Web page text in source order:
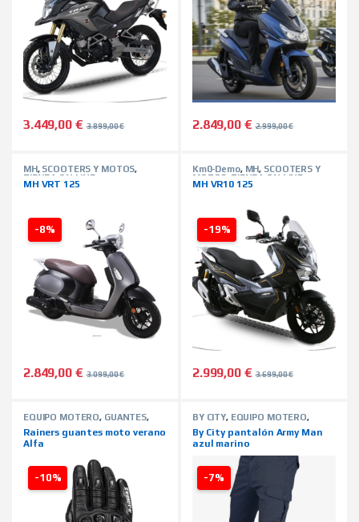
3.449,00 € 3.899,00€ 2.849,00 € 2.999,00€
-8%
MH, SCOOTERS Y MOTOS,
TIENDA ON LINE
MH VRT 125
2.849,00 € 3.099,00€
-19%
Km0-Demo, MH, SCOOTERS Y
MOTOS TIENDA ON LINE
MH VR10 125
2.999,00 € 3.699,00€
-10%
EQUIPO MOTERO, GUANTES,
TIENDA ON LINE,VERANO
Rainers guantes moto verano
Alfa
-7%
BY CITY, EQUIPO MOTERO,
PANTALONES,TIENDA ON LINE
By City pantalón Army Man
azul marino